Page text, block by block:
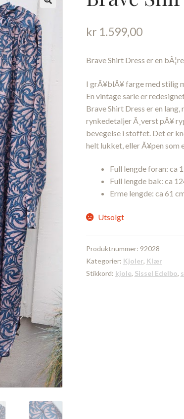
kr 1.599,00
Brave Shirt Dress er en
I grÃ¥blÃ¥ farge med stilig
En vintage sarie er
Brave Shirt Dress er en
rynkedetaljer Ã¸verst pÃ¥
bevegelse i stoffet. Det er
helt lukket, eller Ã¥pen som
Full lengde foran: ca
Full lengde bak: ca
Erme lengde: ca 61
Utsolgt
Produktnummer: 92028
Kategorier: Kjoler, Klær
Stikkord: kjole, Sissel Edelbo,